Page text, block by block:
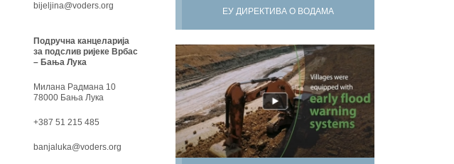
ЕУ ДИРЕКТИВА О ВОДАМА
bijeljina@voders.org
Подручна канцеларија
за подслив ријеке Врбас
– Бања Лука
Милана Радмана 10
78000 Бања Лука
+387 51 215 485
banjaluka@voders.org